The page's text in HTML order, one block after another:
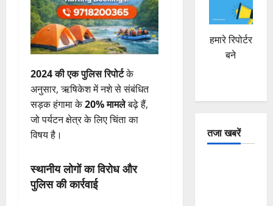
2024 की एक पुलिस रिपोर्टके
अनुसार, ऋषिकेश में नशे से संबंधित
सड़क हंगामा के20% मामलेबढ़े हैं,
जो पर्यटन क्षेत्र के लिए चिंता का
विषय है।
स्थानीय लोगों का विरोध और
पुलिस की कार्रवाई
हमारे रिपोर्टर
बने
तजा खबरें